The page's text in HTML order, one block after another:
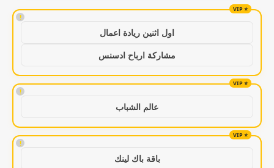
!
اول اثنين ريادة اعمال
مشاركة ارباح ادسنس
!
عالم الشباب
!
باقة باك لينك